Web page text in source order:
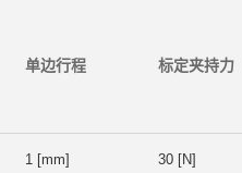
单边行程 标定夹持力
1 [mm] 30 [N]